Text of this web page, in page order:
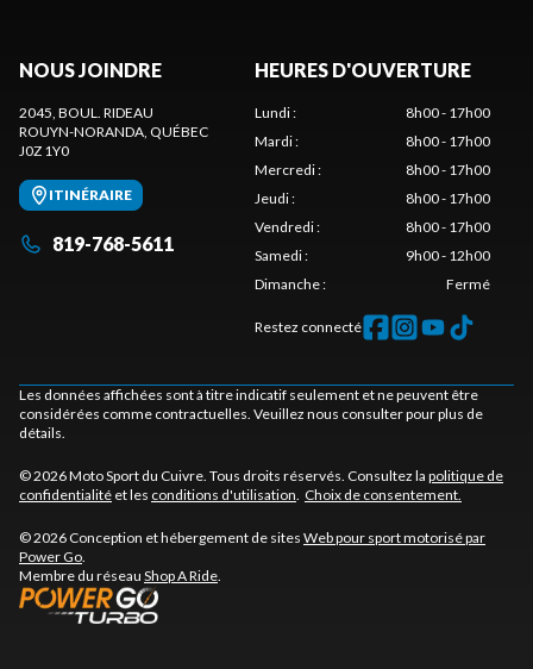
NOUS JOINDRE
2045, BOUL. RIDEAU
ROUYN-NORANDA , QUÉBEC
J0Z 1Y0
ITINÉRAIRE
819-768-5611
HEURES D'OUVERTURE
Lundi:
8h00 - 17h00
Mardi:
8h00 - 17h00
Mercredi:
8h00 - 17h00
Jeudi:
8h00 - 17h00
Vendredi:
8h00 - 17h00
Samedi:
9h00 - 12h00
Dimanche: Fermé
Restez connecté
Les données affichées sont à titre indicatif seulement et ne peuvent être
considérées comme contractuelles. Veuillez nous consulter pour plus de
détails.
© 2026 Moto Sport du Cuivre. Tous droits réservés. Consultez la politique de
confidentialité et les conditions d'utilisation Choix de consentement.
© 2026 Conception et hébergement de sites Web pour sport motorisé par
Power Go
Membre du réseau Shop A Ride